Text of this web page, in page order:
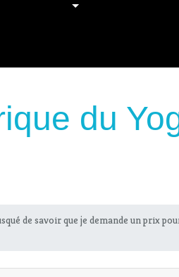
du
de savoir que je demande un prix